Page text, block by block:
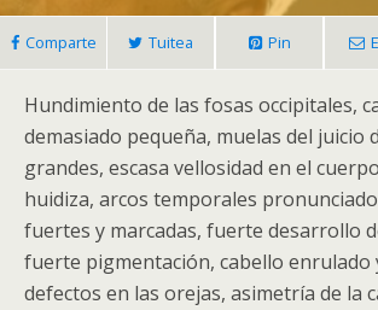
Comparte Tuitea Pin
Hundimiento de las fosas occipitales,
demasiado pequeña, muelas del juicio
grandes, escasa vellosidad en el
huidiza, arcos temporales
fuertes y marcadas, fuerte desarrollo
fuerte pigmentación, cabello enrulado
defectos en las orejas, asimetría de la